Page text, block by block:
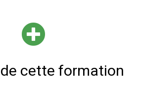
cette formation